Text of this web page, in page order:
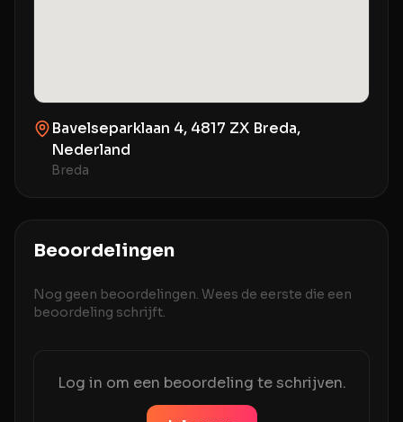
Bavelseparklaan 4, 4817 ZX Breda,
Nederland
Breda
Beoordelingen
Nog geen beoordelingen. Wees de eerste die een
beoordeling schrijft.
Log in om een beoordeling te schrijven.